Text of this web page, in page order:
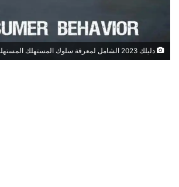
دليلك 2023 الشامل لمعرفة سلوك المستهلك المستهلك